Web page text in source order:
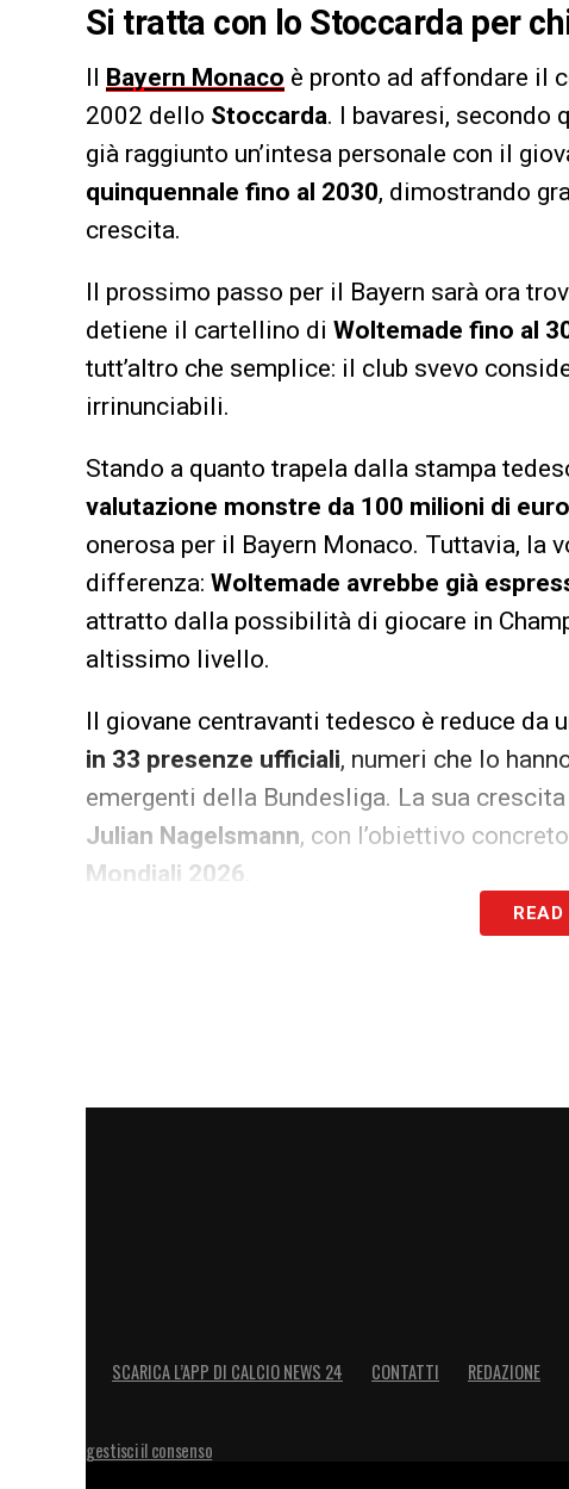
Si tratta con lo Stoccarda per
Il Bayern Monaco è pronto ad affondare il
2002 dello Stoccarda. I bavaresi, secondo
già raggiunto un’intesa personale con il
quinquennale fino al 2030, dimostrando
crescita.
Il prossimo passo per il Bayern sarà ora
detiene il cartellino di Woltemade fino al
tutt’altro che semplice: il club svevo
irrinunciabili.
Stando a quanto trapela dalla stampa
valutazione monstre da 100 milioni di euro
onerosa per il Bayern Monaco. Tuttavia, la
differenza: Woltemade avrebbe già
attratto dalla possibilità di giocare in
altissimo livello.
Il giovane centravanti tedesco è reduce da
in 33 presenze ufficiali, numeri che lo
emergenti della Bundesliga. La sua
Julian Nagelsmann, con l’obiettivo
Mondiali 2026
Woltemade un
READ
SCARICA L’APP DI CALCIO NEWS 24 CONTATTI REDAZIONE
gestisci il consenso